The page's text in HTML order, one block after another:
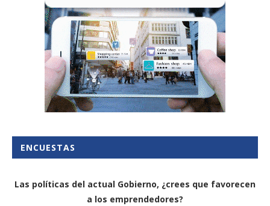
ENCUESTAS
Las políticas del actual Gobierno, ¿crees que favorecen
a los emprendedores?